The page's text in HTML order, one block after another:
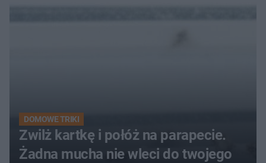
kobiety
DOMOWE TRIKI
Zwilż kartkę i połóż na parapecie.
Żadna mucha nie wleci do twojego